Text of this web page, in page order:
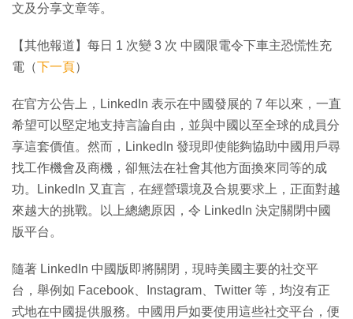
文及分享文章等。
【其他報道】每日 1 次變 3 次 中國限電令下車主恐慌性充
電（下一頁）
在官方公告上，LinkedIn 表示在中國發展的 7 年以來，一直
希望可以堅定地支持言論自由，並與中國以至全球的成員分
享這套價值。然而，LinkedIn 發現即使能夠協助中國用戶尋
找工作機會及商機，卻無法在社會其他方面換來同等的成
功。LinkedIn 又直言，在經營環境及合規要求上，正面對越
來越大的挑戰。以上總總原因，令 LinkedIn 決定關閉中國
版平台。
隨著 LinkedIn 中國版即將關閉，現時美國主要的社交平
台，舉例如 Facebook、Instagram、Twitter 等，均沒有正
式地在中國提供服務。中國用戶如要使用這些社交平台，便